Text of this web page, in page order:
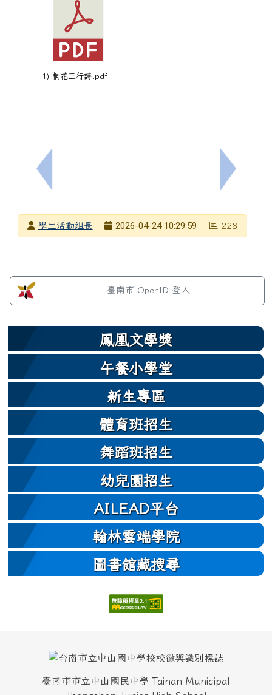
上一筆：轉知「2026科工夏令營」系列活動電子報
1) 桐花三行詩.pdf
下一筆：
發布者學生活動組長
2026-04-24 10:29:59 228
左邊區域內容
臺南市 OpenID 登入
鳳凰文學獎
午餐小學堂
新生專區
體育班招生
舞蹈班招生
幼兒園招生
AILEAD平台
翰林雲端學院
圖書館藏搜尋
頁尾區域內容
臺南市市立中山國民中學 Tainan Municipal